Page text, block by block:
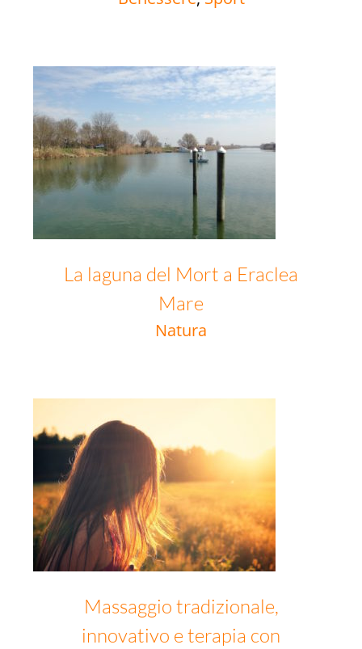
La laguna del Mort a Eraclea
Mare
Natura
Massaggio tradizionale,
innovativo e terapia con